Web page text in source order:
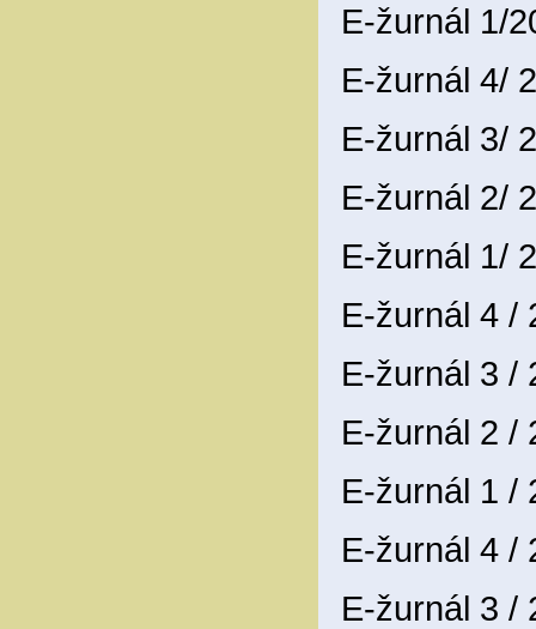
E-žurnál 1/
E-žurnál 4/
E-žurnál 3/
E-žurnál 2/
E-žurnál 1/
E-žurnál 4 /
E-žurnál 3 /
E-žurnál 2 /
E-žurnál 1 /
E-žurnál 4 /
E-žurnál 3 /